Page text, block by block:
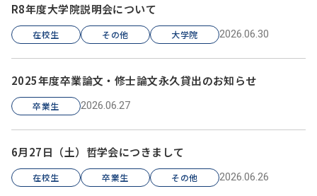
R8年度大学院説明会について
在校生 その他 大学院 2026.06.30
2025年度卒業論文・修士論文永久貸出のお知らせ
卒業生 2026.06.27
6月27日（土）哲学会につきまして
在校生 卒業生 その他 2026.06.26